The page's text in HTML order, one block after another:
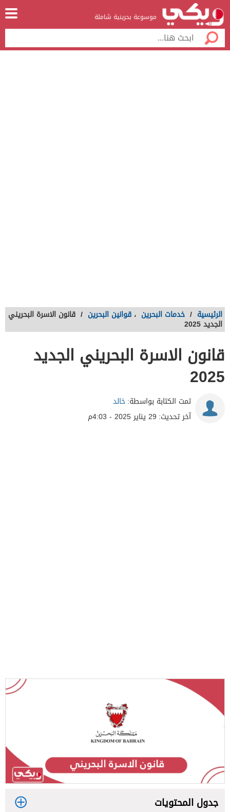
موسوعة بحرينية شاملة
الرئيسية / خدمات البحرين ، قوانين البحرين / قانون الاسرة البحريني
الجديد 2025
قانون الاسرة البحريني الجديد
2025
تمت الكتابة بواسطة:خالد
آخر تحديث: 29 يناير 2025 - 4:03م
جدول المحتويات